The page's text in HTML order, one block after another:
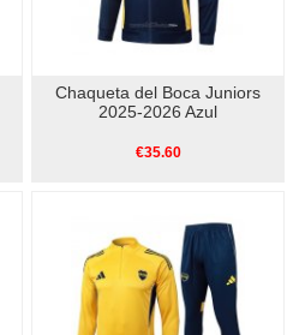
Chaqueta del Boca Juniors
2025-2026 Azul
€35.60